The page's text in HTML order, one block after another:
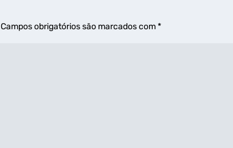
Campos obrigatórios são marcados com*